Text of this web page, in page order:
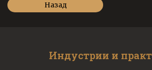
Назад
Индустрии и